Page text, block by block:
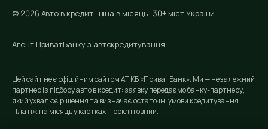
© 2026 Авто в кредит · ціна в місяць · 30+ міст України
Агент ПриватБанку з автокредитування
Цей сайт не є офіційним сайтом АТ КБ «ПриватБанк». Ми — незалежний
партнер із підбору авто в кредит: заявку передаємо банку-партнеру,
який ухвалює рішення та визначає остаточні умови кредитування.
Платіж на місяць у картках — орієнтовний.